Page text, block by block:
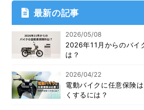
最新の記事
2026/05/08
2026年11月からのバイ
は？
2026/04/22
電動バイクに任意保険
くするには？